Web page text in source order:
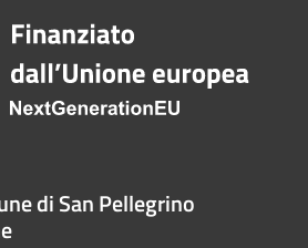
di San Pellegrino